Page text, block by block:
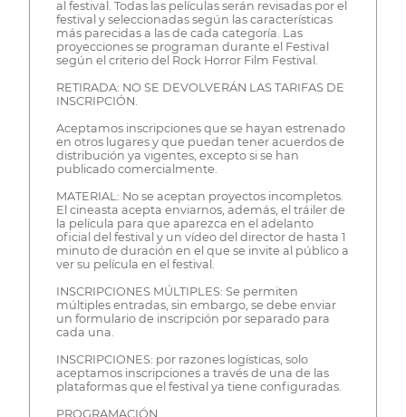
al festival. Todas las películas serán revisadas por el
festival y seleccionadas según las características
más parecidas a las de cada categoría. Las
proyecciones se programan durante el Festival
según el criterio del Rock Horror Film Festival.
RETIRADA: NO SE DEVOLVERÁN LAS TARIFAS DE
INSCRIPCIÓN.
Aceptamos inscripciones que se hayan estrenado
en otros lugares y que puedan tener acuerdos de
distribución ya vigentes, excepto si se han
publicado comercialmente.
MATERIAL: No se aceptan proyectos incompletos.
El cineasta acepta enviarnos, además, el tráiler de
la película para que aparezca en el adelanto
oficial del festival y un vídeo del director de hasta 1
minuto de duración en el que se invite al público a
ver su película en el festival.
INSCRIPCIONES MÚLTIPLES: Se permiten
múltiples entradas, sin embargo, se debe enviar
un formulario de inscripción por separado para
cada una.
INSCRIPCIONES: por razones logísticas, solo
aceptamos inscripciones a través de una de las
plataformas que el festival ya tiene configuradas.
PROGRAMACIÓN